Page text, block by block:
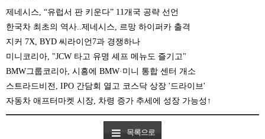
제네시스, “유럽서 판 키운다” 11개국 공략 선언
한국차 최초의 역사..제네시스, 르망 하이퍼카 출격
지커 7X, BYD 씨라이언7과 경쟁하나
미니코리아, "JCW 타고 유명 셰프 메뉴도 즐기고"
BMW그룹코리아, 시흥에 BMW·미니 통합 센터 개소
스트라드비전, IPO 간담회 열고 코스닥 상장 '드라이브'
자동차 애프터마켓 시장, 차령 증가 추세에 성장 가능성↑
목록으로